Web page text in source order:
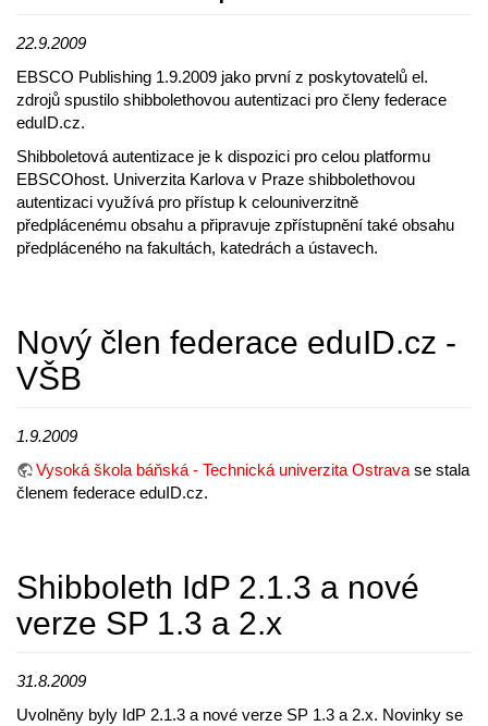
22.9.2009
EBSCO Publishing 1.9.2009 jako první z poskytovatelů el.
zdrojů spustilo shibbolethovou autentizaci pro členy federace
eduID.cz.
Shibboletová autentizace je k dispozici pro celou platformu
EBSCOhost. Univerzita Karlova v Praze shibbolethovou
autentizaci využívá pro přístup k celouniverzitně
předplácenému obsahu a připravuje zpřístupnění také obsahu
předpláceného na fakultách, katedrách a ústavech.
Nový člen federace eduID.cz -
VŠB
1.9.2009
Vysoká škola báňská - Technická univerzita Ostrava se stala
členem federace eduID.cz.
Shibboleth IdP 2.1.3 a nové
verze SP 1.3 a 2.x
31.8.2009
Uvolněny byly IdP 2.1.3 a nové verze SP 1.3 a 2.x. Novinky se